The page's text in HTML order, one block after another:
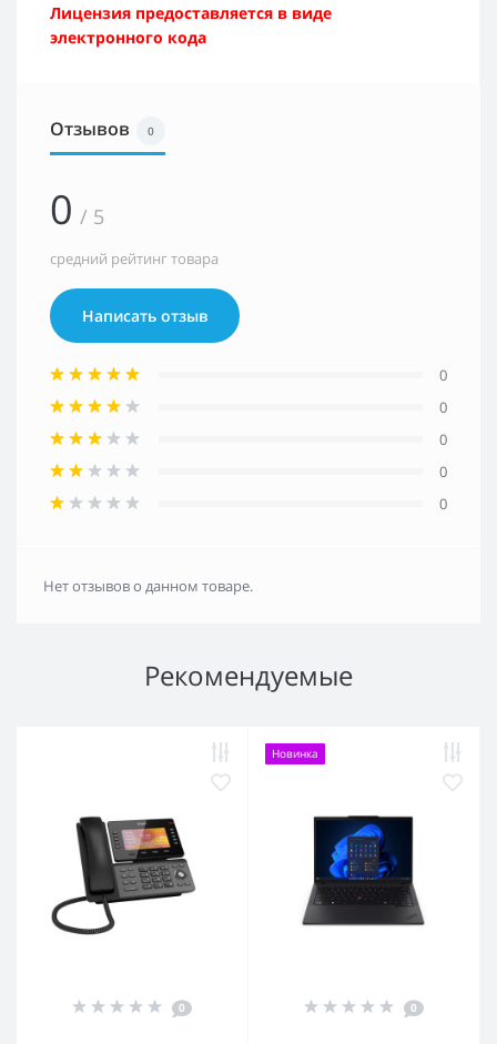
Лицензия предоставляется в виде
электронного кода
Отзывов 0
0 / 5
средний рейтинг товара
Написать отзыв
0
0
0
0
0
Нет отзывов о данном товаре.
Рекомендуемые
0
Новинка
0